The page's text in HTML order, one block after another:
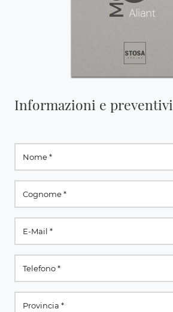
Informazioni e preventivi